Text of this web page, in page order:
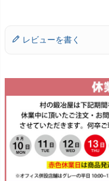
レビューを書く